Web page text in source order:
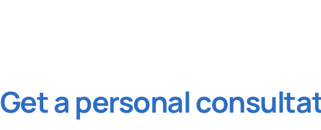
Get a personal